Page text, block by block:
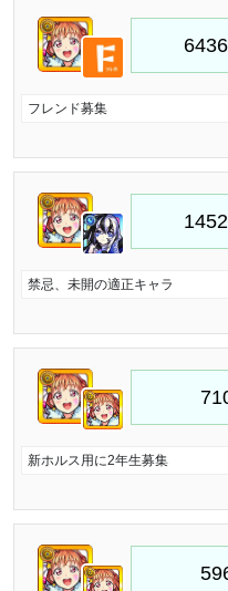
フレンド募集
禁忌、未開の適正キャラ
新ホルス用に2年生募集